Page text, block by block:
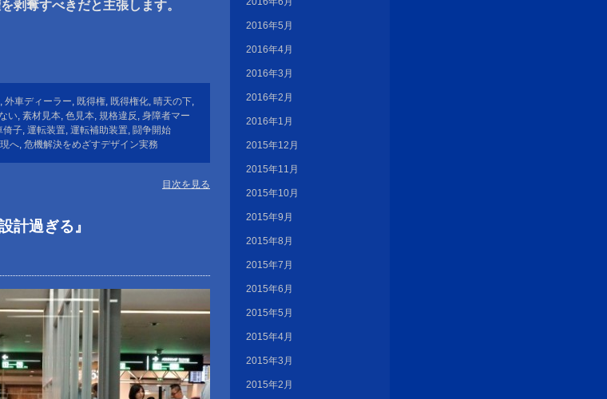
剥奪すべきだと主張します。
, 外車ディーラー, 既得権, 既得権化, 晴天の下,
い, 素材見本, 色見本, 規格違反 , 身障者マー
倚子, 運転装置, 運転補助装置, 闘争開始
へ, 危機解決をめざすデザイン実務
目次を見る
計過ぎる』
2016年5月
2016年4月
2016年3月
2016年2月
2016年1月
2015年12月
2015年11月
2015年10月
2015年9月
2015年8月
2015年7月
2015年6月
2015年5月
2015年4月
2015年3月
2015年2月